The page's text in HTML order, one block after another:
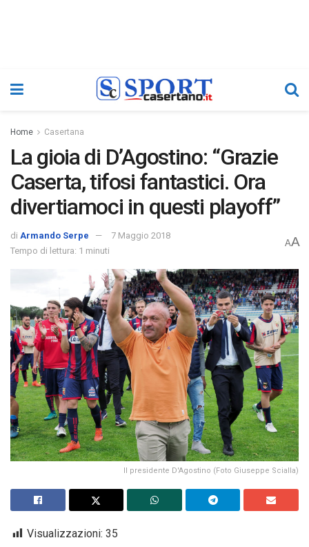
Home Casertana
La gioia di D’Agostino: “Grazie
Caserta, tifosi fantastici. Ora
divertiamoci in questi playoff”
di Armando Serpe
7 Maggio 2018
Tempo di lettura: 1 minuti
AA
Il presidente D'Agostino (Foto Giuseppe Scialla)
Visualizzazioni: 35